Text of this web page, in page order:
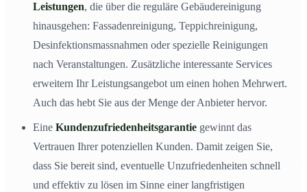
Leistungen, die über die reguläre Gebäudereinigung
hinausgehen: Fassadenreinigung, Teppichreinigung,
Desinfektionsmassnahmen oder spezielle Reinigungen
nach Veranstaltungen. Zusätzliche interessante Services
erweitern Ihr Leistungsangebot um einen hohen Mehrwert.
Auch das hebt Sie aus der Menge der Anbieter hervor.
Eine Kundenzufriedenheitsgarantie gewinnt das
Vertrauen Ihrer potenziellen Kunden. Damit zeigen Sie,
dass Sie bereit sind, eventuelle Unzufriedenheiten schnell
und effektiv zu lösen im Sinne einer langfristigen